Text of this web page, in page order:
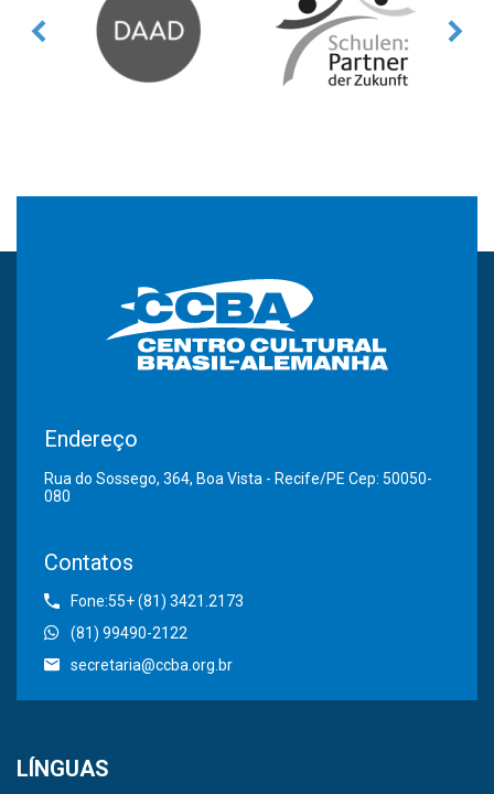
Endereço
Rua do Sossego, 364, Boa Vista - Recife/PE Cep: 50050-
080
Contatos
Fone:55+ (81) 3421.2173
(81) 99490-2122
secretaria@ccba.org.br
LÍNGUAS